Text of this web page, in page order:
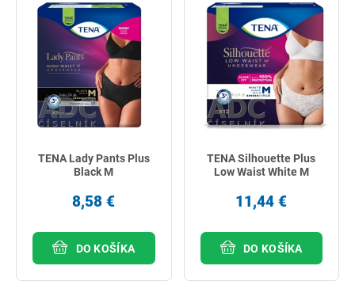
TENA Lady Pants Plus
Black M
8,58 €
DO KOŠÍKA
TENA Silhouette Plus
Low Waist White M
11,44 €
DO KOŠÍKA